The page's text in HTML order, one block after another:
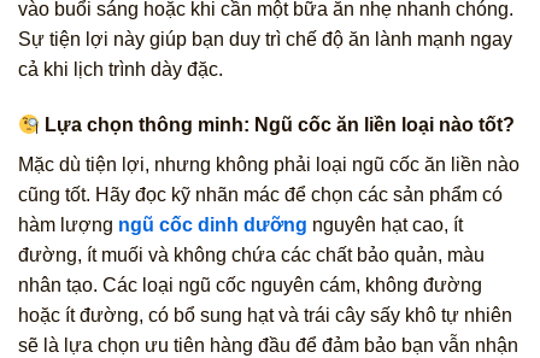
vào buổi sáng hoặc khi cần một bữa ăn nhẹ nhanh chóng.
Sự tiện lợi này giúp bạn duy trì chế độ ăn lành mạnh ngay
cả khi lịch trình dày đặc.
Lựa chọn thông minh: Ngũ cốc ăn liền loại nào tốt?
Mặc dù tiện lợi, nhưng không phải loại ngũ cốc ăn liền nào
cũng tốt. Hãy đọc kỹ nhãn mác để chọn các sản phẩm có
hàm lượng ngũ cốc dinh dưỡng nguyên hạt cao, ít
đường, ít muối và không chứa các chất bảo quản, màu
nhân tạo. Các loại ngũ cốc nguyên cám, không đường
hoặc ít đường, có bổ sung hạt và trái cây sấy khô tự nhiên
sẽ là lựa chọn ưu tiên hàng đầu để đảm bảo bạn vẫn nhận